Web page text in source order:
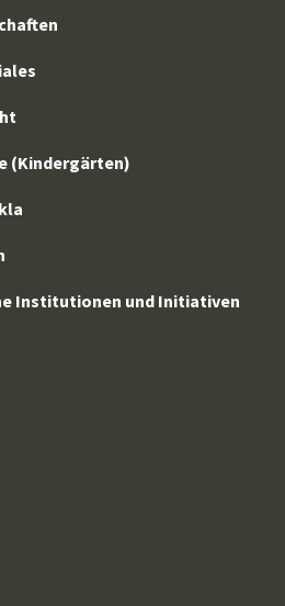
(Kindergärten)
Institutionen und Initiativen